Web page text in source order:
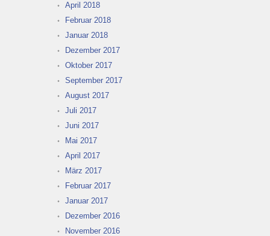
April 2018
Februar 2018
Januar 2018
Dezember 2017
Oktober 2017
September 2017
August 2017
Juli 2017
Juni 2017
Mai 2017
April 2017
März 2017
Februar 2017
Januar 2017
Dezember 2016
November 2016